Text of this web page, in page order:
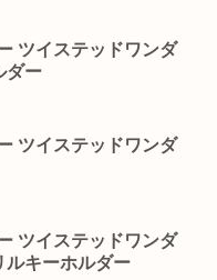
ツイステッドワンダ
ダー
ツイステッドワンダ
ツイステッドワンダ
ルキーホルダー